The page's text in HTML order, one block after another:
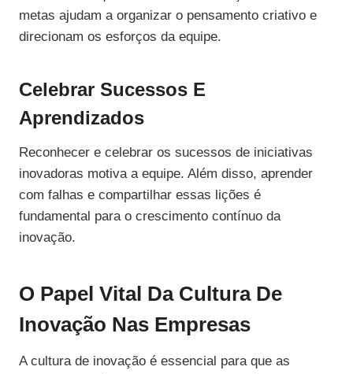
metas ajudam a organizar o pensamento criativo e
direcionam os esforços da equipe.
Celebrar Sucessos E
Aprendizados
Reconhecer e celebrar os sucessos de iniciativas
inovadoras motiva a equipe. Além disso, aprender
com falhas e compartilhar essas lições é
fundamental para o crescimento contínuo da
inovação.
O Papel Vital Da Cultura De
Inovação Nas Empresas
A cultura de inovação é essencial para que as